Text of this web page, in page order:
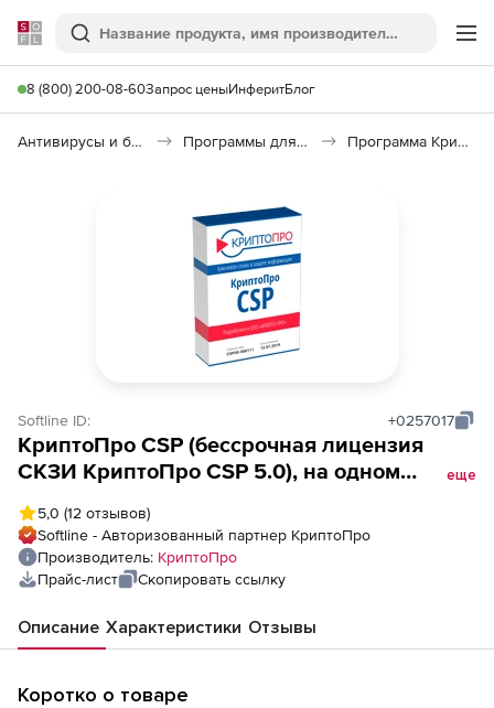
Softline
Поиск
8 (800) 200-08-60Запрос ценыИнферитБлог
Антивирусы и безопасность Программы для защиты информации Программа КриптоПро CSP
Softline ID: +0257017
КриптоПро CSP (бессрочная лицензия
СКЗИ КриптоПро CSP 5.0), на одном
еще
5,0 (12 отзывов)
Softline - Авторизованный партнер КриптоПро
Производитель: КриптоПро
Прайс-лист
Скопировать ссылку
Описание Характеристики Отзывы
Коротко о товаре